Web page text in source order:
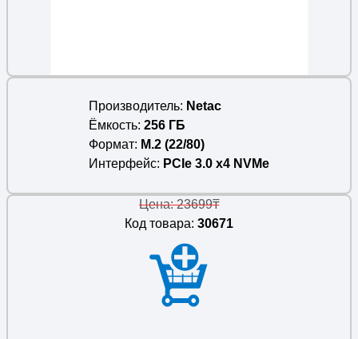
Производитель
Netac
Ёмкость 256 ГБ
Формат
M.2 (22/80)
Интерфейс
PCIe 3.0 x4 NVMe
Цена: 23699₸
Код товара: 30671